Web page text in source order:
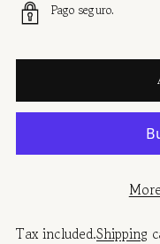
Pago seguro.
Tax included.Shipping